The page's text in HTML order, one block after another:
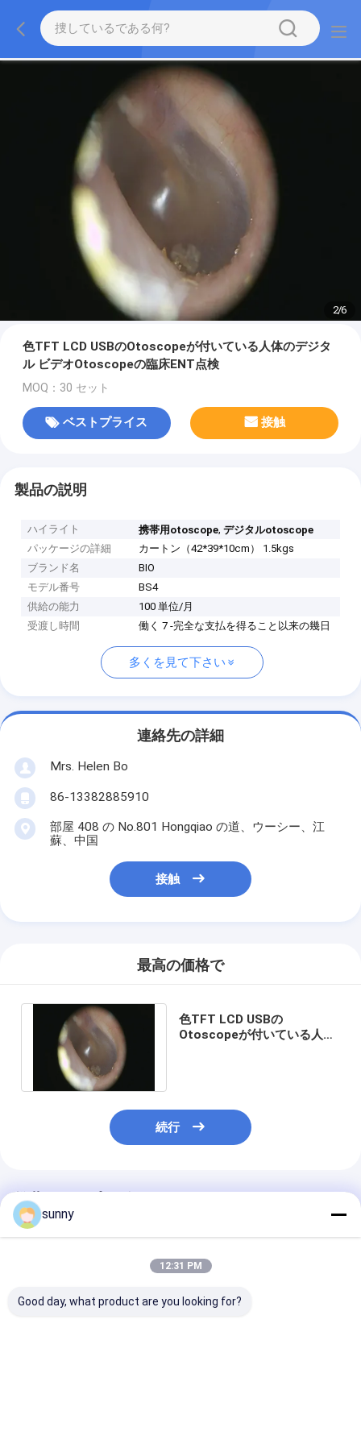
2/6
色TFT LCD USBのOtoscopeが付いている人体のデジタ
ル ビデオOtoscopeの臨床ENT点検
MOQ：30 セット
ベストプライス 接触
製品の説明
ハイライト 携帯用otoscope,デジタルotoscope
パッケージの詳細
カートン（42*39*10cm） 1.5kgs
ブランド名
BIO
モデル番号
BS4
供給の能力
100 単位/月
受渡し時間
働く 7 -完全な支払を得ること以来の幾日
多くを見て下さい
連絡先の詳細
Mrs. Helen Bo
86-13382885910
部屋 408 の No.801 Hongqiao の道、ウーシー、江
蘇、中国
接触
最高の価格で
色TFT LCD USBの
Otoscopeが付いている人体
続行
推薦されたプロダクト
sunny
12:31 PM
Good day, what product are you looking for?